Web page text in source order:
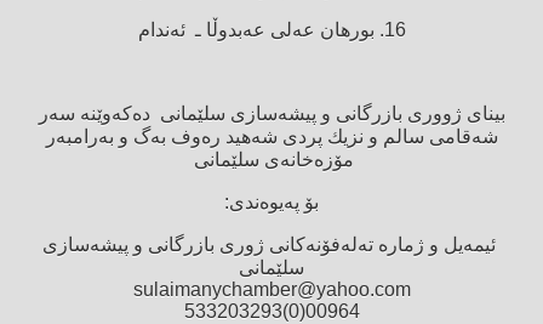
16. بورهان عەلی عەبدوڵا ـ ئەندام
بینای ژووری بازرگانی و پیشەسازی سلێمانی دەكەوێنە سەر
شەقامی سالم و نزیك پردی شەهید رەوف بەگ و بەرامبەر
مۆزەخانەی سلێمانی
بۆ پەیوەندی:
ئیمەیل و ژمارە تەلەفۆنەكانی ژوری بازرگانی و پیشەسازی
سلێمانی
sulaimanychamber@yahoo.com
00964(0)533203293